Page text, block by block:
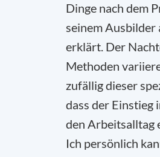
Dinge nach dem
seinem Ausbilder
erklärt. Der
Methoden
zufällig dieser
dass der Einstieg
den Arbeitsalltag
Ich persönlich